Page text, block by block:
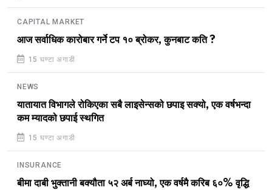
CAPITAL MARKET
आज सर्वाधिक कारोबार गर्ने टप १० ब्रोकर, कुनबाट कति ?
15 घण्टा अगाडी
NEWS
यातायात विभागले रोकिएका सबै लाइसेन्सको छपाइ सक्यो, एक वर्षभन्दा
कम म्यादको छपाई स्थगित
15 घण्टा अगाडी
INSURANCE
बीमा दाबी भुक्तानी बक्यौता ५२ अर्ब नाघ्यो, एक वर्षमै करिब ६०% वृद्धि